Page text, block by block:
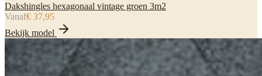
Dakshingles hexagonaal vintage groen 3m2
Vanaf€ 37,95
Bekijk model